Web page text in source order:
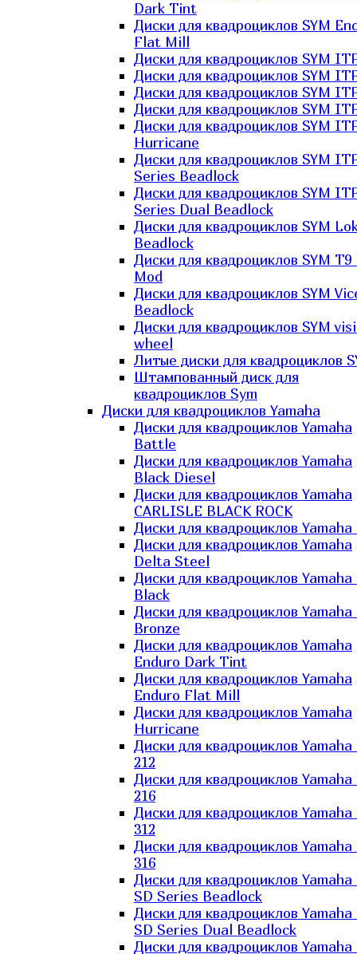
Dark Tint
Диски для квадроциклов SYM
Flat Mill
Диски для квадроциклов SYM
Диски для квадроциклов SYM
Диски для квадроциклов SYM
Диски для квадроциклов SYM
Диски для квадроциклов SYM
Hurricane
Диски для квадроциклов SYM
Series Beadlock
Диски для квадроциклов SYM
Series Dual Beadlock
Диски для квадроциклов SYM
Beadlock
Диски для квадроциклов SYM T9
Mod
Диски для квадроциклов SYM
Beadlock
Диски для квадроциклов SYM
wheel
Литые диски для квадроциклов
Штампованный диск для
квадроциклов Sym
Диски для квадроциклов Yamaha
Диски для квадроциклов Yamaha
Battle
Диски для квадроциклов Yamaha
Black Diesel
Диски для квадроциклов Yamaha
CARLISLE BLACK ROCK
Диски для квадроциклов Yamaha
Диски для квадроциклов Yamaha
Delta Steel
Диски для квадроциклов
Black
Диски для квадроциклов
Bronze
Диски для квадроциклов Yamaha
Enduro Dark Tint
Диски для квадроциклов Yamaha
Enduro Flat Mill
Диски для квадроциклов Yamaha
Hurricane
Диски для квадроциклов
212
Диски для квадроциклов
216
Диски для квадроциклов
312
Диски для квадроциклов
316
Диски для квадроциклов
SD Series Beadlock
Диски для квадроциклов
SD Series Dual Beadlock
Диски для квадроциклов Yamaha